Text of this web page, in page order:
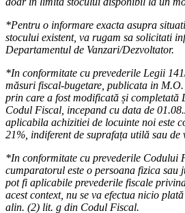
*Pentru o informare exacta asupra
stocului existent, va rugam sa solicitati
Departamentul de Vanzari/Dezvoltator.
*In conformitate cu prevederile Legii
măsuri fiscal-bugetare, publicata in
prin care a fost modificată și completată
Codul Fiscal, incepand cu data de
aplicabila achizitiei de locuinte noi este
21%, indiferent de suprafața utilă sau de
*In conformitate cu prevederile Codului
cumparatorul este o persoana fizica sau
pot fi aplicabile prevederile fiscale
acest context, nu se va efectua nicio
alin. (2) lit. g din Codul Fiscal.